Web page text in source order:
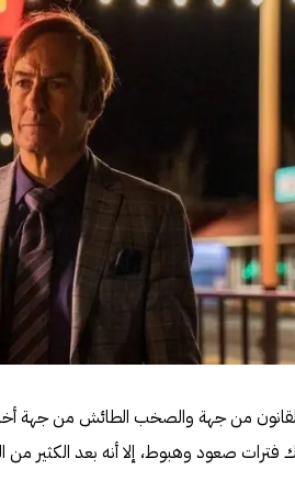
القانون من جهة والصخب الطائش من جهة
صعود وهبوط، إلا أنه بعد الكثير من